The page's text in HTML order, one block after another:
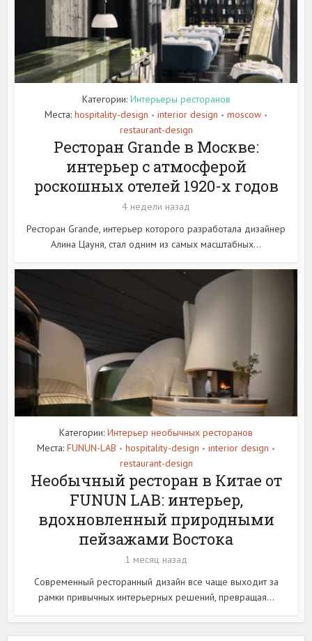
Категории: Интерьеры ресторанов
Места: hospitality-design • interior design • moscow •
restaurant-design
Ресторан Grande в Москве:
интерьер с атмосферой
роскошных отелей 1920-х годов
4 недели назад
Ресторан Grande, интерьер которого разработала дизайнер
Алина Цауня, стал одним из самых масштабных...
Категории: Интерьер необычных ресторанов
Места: FUNUN-LAB • hospitality-design • interior design •
restaurant-design
Необычный ресторан в Китае от
FUNUN LAB: интерьер,
вдохновленный природными
пейзажами Востока
1 месяц назад
Современный ресторанный дизайн все чаще выходит за
рамки привычных интерьерных решений, превращая...